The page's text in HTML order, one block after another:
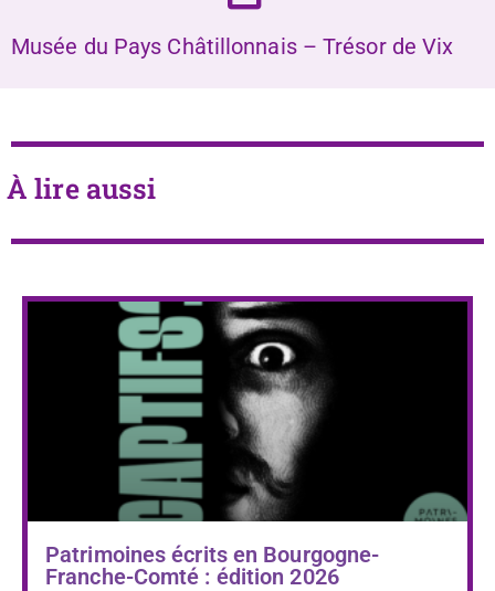
Musée du Pays Châtillonnais – Trésor de Vix
À lire aussi
Patrimoines écrits en Bourgogne-
Franche-Comté : édition 2026